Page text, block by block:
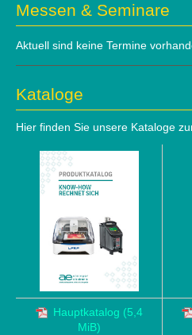
Messen & Seminare
Aktuell sind keine Termine
Kataloge
Hier finden Sie unsere Kataloge
Hauptkatalog (5,4
MiB)